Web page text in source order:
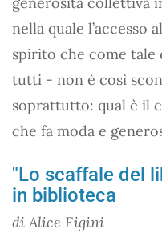
nella quale
spirito che come tale
tutti - non è così
soprattutto: qual è il
che fa moda e
"Lo scaffale del
in biblioteca
di Alice Figini